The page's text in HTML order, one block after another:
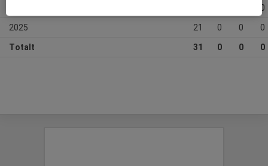
0
2025 21 0 0 0
Totalt 31 0 0 0